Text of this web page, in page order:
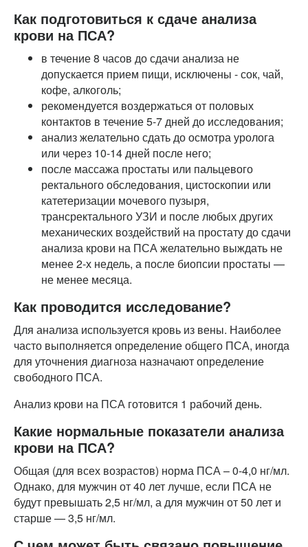
Как подготовиться к сдаче анализа
крови на ПСА?
в течение 8 часов до сдачи анализа не
допускается прием пищи, исключены - сок, чай,
кофе, алкоголь;
рекомендуется воздержаться от половых
контактов в течение 5-7 дней до исследования;
анализ желательно сдать до осмотра уролога
или через 10-14 дней после него;
после массажа простаты или пальцевого
ректального обследования, цистоскопии или
катетеризации мочевого пузыря,
трансректального УЗИ и после любых других
механических воздействий на простату до сдачи
анализа крови на ПСА желательно выждать не
менее 2-х недель, а после биопсии простаты —
не менее месяца.
Как проводится исследование?
Для анализа используется кровь из вены. Наиболее
часто выполняется определение общего ПСА, иногда
для уточнения диагноза назначают определение
свободного ПСА.
Анализ крови на ПСА готовится 1 рабочий день.
Какие нормальные показатели анализа
крови на ПСА?
Общая (для всех возрастов) норма ПСА – 0-4,0 нг/мл.
Однако, для мужчин от 40 лет лучше, если ПСА не
будут превышать 2,5 нг/мл, а для мужчин от 50 лет и
старше — 3,5 нг/мл.